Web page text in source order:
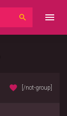
[/not-group]